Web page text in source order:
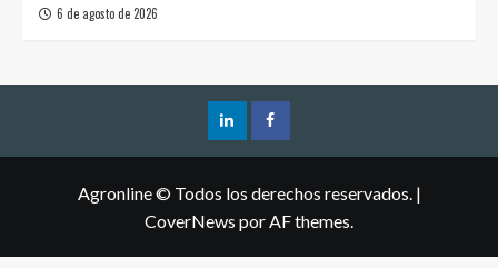
6 de agosto de 2026
Agronline © Todos los derechos reservados. |
CoverNews por AF themes.